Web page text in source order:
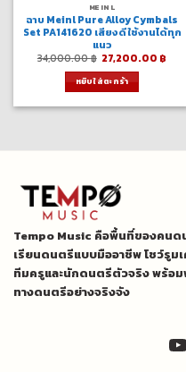
MEINL
ฉาบ Meinl Pure Alloy Cymbals
Set PA141620 เสียงดี ใช้งานได้ทุก
แนว
34,000.00฿ Original
price
was:
34,000.00 ฿.
27,200.00 ฿
หยิบใส่ตะกร้า
Tempo Music คือพื้นที่ของคนด
เรียนดนตรีแบบมืออาชีพ โชว์รูม
ทีมครูและนักดนตรีตัวจริง พร้อ
ทางดนตรีอย่างจริงจัง